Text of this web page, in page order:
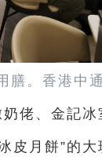
膳。香港中
佬、金記
皮月餅”的大